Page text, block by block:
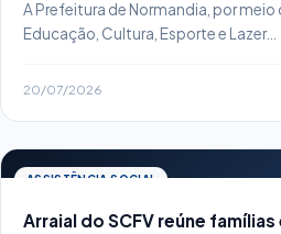
A Prefeitura de Normandia, por
Educação, Cultura, Esporte e Lazer…
20/07/2026
ASSISTÊNCIA SOCIAL
Arraial do SCFV reúne